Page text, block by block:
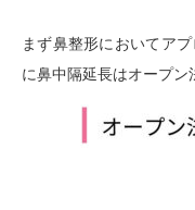
まず鼻整形においてア
に鼻中隔延長はオープン